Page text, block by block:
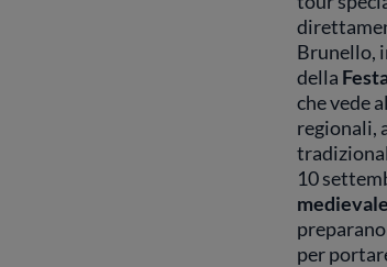
Brunello,
della
che vede
regionali,
10
medievale
per